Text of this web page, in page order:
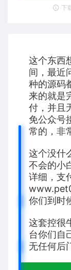
下
这个东西
间，最近
种的源码
来的就是
付，并且
免公众号
常的，非
这个没什
不会的小
详细，支
你们到时
这套控很
台你们自
无任何后